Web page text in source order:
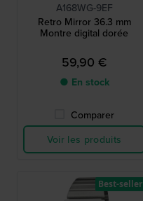
A168WG-9EF
Retro Mirror 36.3 mm
Montre digital dorée
59,90 €
● En stock
Comparer
Voir les produits
Best-seller